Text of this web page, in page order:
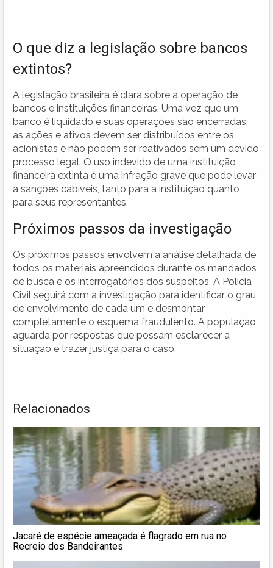
O que diz a legislação sobre bancos
extintos?
A legislação brasileira é clara sobre a operação de
bancos e instituições financeiras. Uma vez que um
banco é liquidado e suas operações são encerradas,
as ações e ativos devem ser distribuídos entre os
acionistas e não podem ser reativados sem um devido
processo legal. O uso indevido de uma instituição
financeira extinta é uma infração grave que pode levar
a sanções cabíveis, tanto para a instituição quanto
para seus representantes.
Próximos passos da investigação
Os próximos passos envolvem a análise detalhada de
todos os materiais apreendidos durante os mandados
de busca e os interrogatórios dos suspeitos. A Polícia
Civil seguirá com a investigação para identificar o grau
de envolvimento de cada um e desmontar
completamente o esquema fraudulento. A população
aguarda por respostas que possam esclarecer a
situação e trazer justiça para o caso.
Relacionados
Jacaré de espécie ameaçada é flagrado em rua no
Recreio dos Bandeirantes